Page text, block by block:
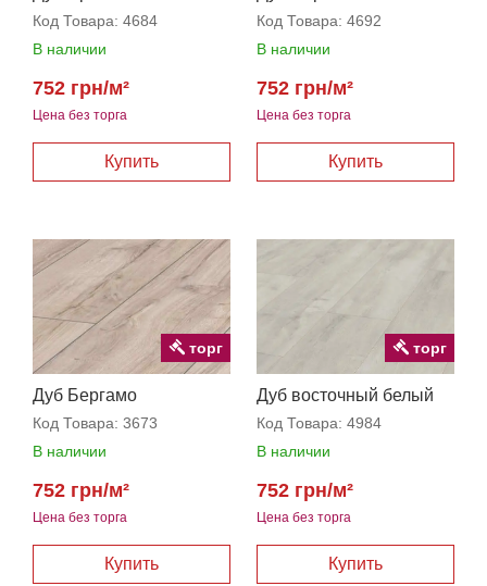
Код Товара: 4684
В наличии
Цена без торга
752 грн/м²
Код Товара: 4692
В наличии
Цена без торга
752 грн/м²
Дуб Бергамо
Код Товара: 3673
В наличии
Цена без торга
752 грн/м²
торг
Дуб восточный белый
Код Товара: 4984
В наличии
Цена без торга
752 грн/м²
торг